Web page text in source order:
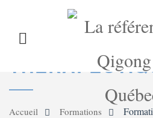
LE QIGONG L’INSTITUT
CALENDRIER BLOG
FORMATIONS
Accueil Formations